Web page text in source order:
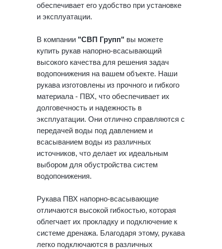
обеспечивает его удобство при установке
и эксплуатации.
В компании "СВП Групп" вы можете
купить рукав напорно-всасывающий
высокого качества для решения задач
водопонижения на вашем объекте. Наши
рукава изготовлены из прочного и гибкого
материала - ПВХ, что обеспечивает их
долговечность и надежность в
эксплуатации. Они отлично справляются с
передачей воды под давлением и
всасыванием воды из различных
источников, что делает их идеальным
выбором для обустройства систем
водопонижения.
Рукава ПВХ напорно-всасывающие
отличаются высокой гибкостью, которая
облегчает их прокладку и подключение к
системе дренажа. Благодаря этому, рукава
легко подключаются в различных